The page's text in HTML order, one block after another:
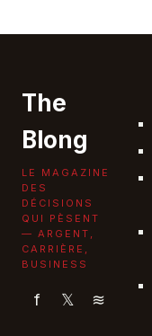
The
Blong
LE MAGAZINE
DES
DÉCISIONS
QUI PÈSENT
— ARGENT,
CARRIÈRE,
BUSINESS
f 𝕏 ≋